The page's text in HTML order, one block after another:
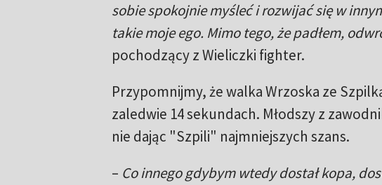
sobie spokojnie myśleć i rozwijać się w
takie moje ego. Mimo tego, że padłem,
pochodzący z Wieliczki fighter.
Przypomnijmy, że walka Wrzoska ze
zaledwie 14 sekundach. Młodszy z
nie dając "Szpili" najmniejszych szans.
– Co innego gdybym wtedy dostał kopa,